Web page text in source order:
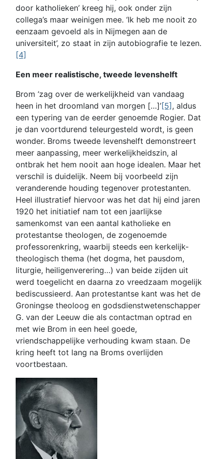
door katholieken’ kreeg hij, ook onder zijn
collega’s maar weinigen mee. ‘Ik heb me nooit zo
eenzaam gevoeld als in Nijmegen aan de
universiteit’, zo staat in zijn autobiografie te lezen.
[4]
Een meer realistische, tweede levenshelft
Brom ‘zag over de werkelijkheid van vandaag
heen in het droomland van morgen […]’[5] , aldus
een typering van de eerder genoemde Rogier. Dat
je dan voortdurend teleurgesteld wordt, is geen
wonder. Broms tweede levenshelft demonstreert
meer aanpassing, meer werkelijkheidszin, al
ontbrak het hem nooit aan hoge idealen. Maar het
verschil is duidelijk. Neem bij voorbeeld zijn
veranderende houding tegenover protestanten.
Heel illustratief hiervoor was het dat hij eind jaren
1920 het initiatief nam tot een jaarlijkse
samenkomst van een aantal katholieke en
protestantse theologen, de zogenoemde
professorenkring, waarbij steeds een kerkelijk-
theologisch thema (het dogma, het pausdom,
liturgie, heiligenverering…) van beide zijden uit
werd toegelicht en daarna zo vreedzaam mogelijk
bediscussieerd. Aan protestantse kant was het de
Groningse theoloog en godsdienstwetenschapper
G. van der Leeuw die als contactman optrad en
met wie Brom in een heel goede,
vriendschappelijke verhouding kwam staan. De
kring heeft tot lang na Broms overlijden
voortbestaan.